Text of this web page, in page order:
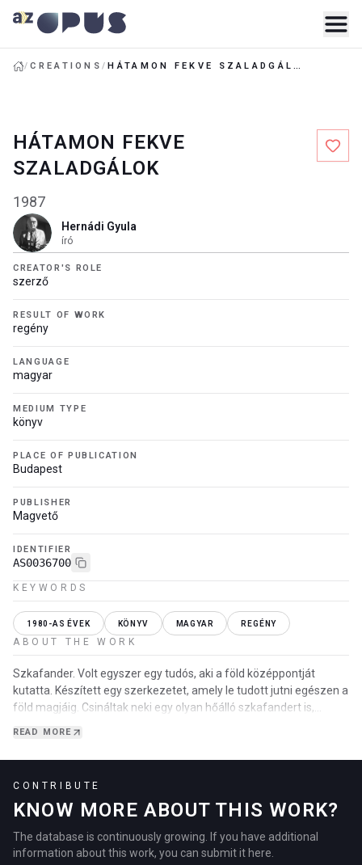
/CREATIONS/ HÁTAMON FEKVE SZALADGÁLOK
HÁTAMON FEKVE
SZALADGÁLOK
1987
Hernádi Gyula
író
CREATOR'S ROLE
szerző
RESULT OF WORK
regény
LANGUAGE
magyar
MEDIUM TYPE
könyv
PLACE OF PUBLICATION
Budapest
PUBLISHER
Magvető
IDENTIFIER
AS0036700
KEYWORDS
1980-AS ÉVEK KÖNYV MAGYAR REGÉNY
ABOUT THE WORK
Szkafander. Volt egyszer egy tudós, aki a föld középpontját
kutatta. Készített egy szerkezetet, amely le tudott jutni egészen a
föld magjáig. Csináltak neki egy olyan hőálló szkafandert is,
READ MORE
CONTRIBUTE
KNOW MORE ABOUT THIS WORK?
The database is continuously growing. If you have additional
information about this work, you can submit it here.